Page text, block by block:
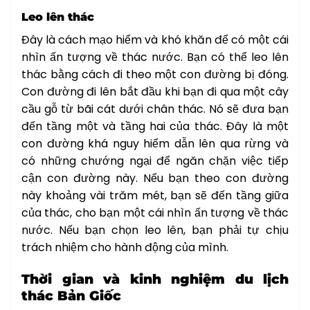
Leo lên thác
Đây là cách mạo hiểm và khó khăn để có một cái
nhìn ấn tượng về thác nước. Bạn có thể leo lên
thác bằng cách đi theo một con đường bị đóng.
Con đường đi lên bắt đầu khi bạn đi qua một cây
cầu gỗ từ bãi cát dưới chân thác. Nó sẽ đưa bạn
đến tầng một và tầng hai của thác. Đây là một
con đường khá nguy hiểm dẫn lên qua rừng và
có những chướng ngại để ngăn chặn việc tiếp
cận con đường này. Nếu bạn theo con đường
này khoảng vài trăm mét, bạn sẽ đến tầng giữa
của thác, cho bạn một cái nhìn ấn tượng về thác
nước. Nếu bạn chọn leo lên, bạn phải tự chịu
trách nhiệm cho hành động của mình.
Thời gian và kinh nghiệm du lịch
thác Bản Giốc